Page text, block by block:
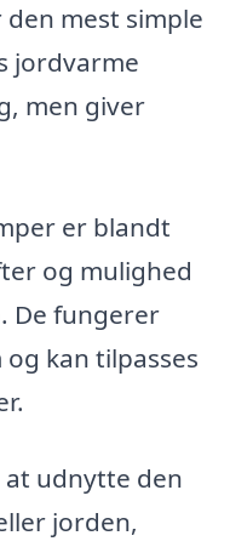
mest simple
jordvarme
men giver
er blandt
og mulighed
De fungerer
kan tilpasses
at udnytte den
jorden,